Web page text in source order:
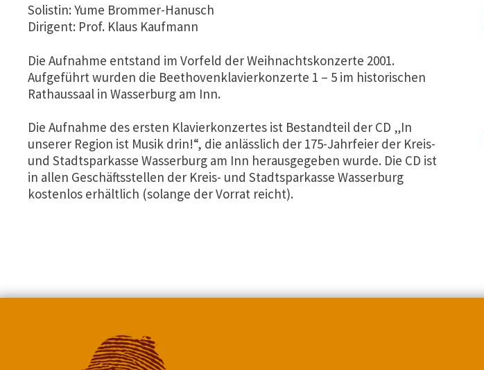
Solistin: Yume Brommer-Hanusch
Dirigent: Prof. Klaus Kaufmann
Die Aufnahme entstand im Vorfeld der Weihnachtskonzerte 2001.
Aufgeführt wurden die Beethovenklavierkonzerte 1 – 5 im historischen
Rathaussaal in Wasserburg am Inn.
Die Aufnahme des ersten Klavierkonzertes ist Bestandteil der CD „In
unserer Region ist Musik drin!“, die anlässlich der 175-Jahrfeier der Kreis-
und Stadtsparkasse Wasserburg am Inn herausgegeben wurde. Die CD ist
in allen Geschäftsstellen der Kreis- und Stadtsparkasse Wasserburg
kostenlos erhältlich (solange der Vorrat reicht).